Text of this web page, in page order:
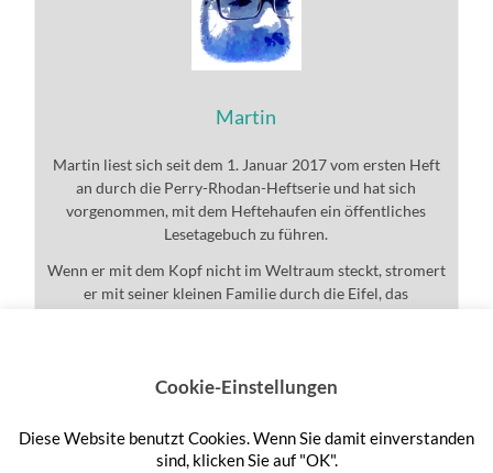
Martin
Martin liest sich seit dem 1. Januar 2017 vom ersten Heft
an durch die Perry-Rhodan-Heftserie und hat sich
vorgenommen, mit dem Heftehaufen ein öffentliches
Lesetagebuch zu führen.
Wenn er mit dem Kopf nicht im Weltraum steckt, stromert
er mit seiner kleinen Familie durch die Eifel, das
Anmelden
Cookie-Einstellungen
Diese Website benutzt Cookies. Wenn Sie damit einverstanden
sind, klicken Sie auf "OK".